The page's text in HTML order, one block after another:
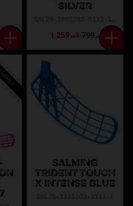
SILVER
1 259KR1 799KR
SALMING
TRIDENT TOUCH
X INTENSE BLUE